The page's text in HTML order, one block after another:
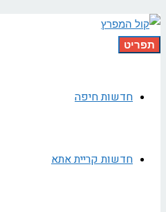
תפריט
חדשות חיפה
חדשות קריית אתא